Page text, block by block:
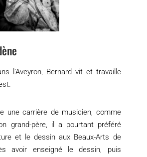
l’Aveyron, Bernard vit et travaille
une carrière de musicien, comme
grand-père, il a pourtant préféré
et le dessin aux Beaux-Arts de
avoir enseigné le dessin, puis